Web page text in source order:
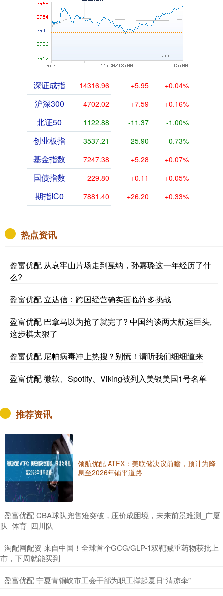
深证成指 14316.96 +5.95 +0.04%
沪深300 4702.02 +7.59 +0.16%
北证50 1122.88 -11.37 -1.00%
创业板指 3537.21 -25.90 -0.73%
基金指数 7247.38 +5.28 +0.07%
国债指数 229.80 +0.11 +0.05%
期指IC0 7881.40 +26.20 +0.33%
热点资讯
盈富优配 从哀牢山片场走到戛纳，孙嘉璐这一年经历了什
么?
盈富优配 立达信：跨国经营确实面临许多挑战
盈富优配 巴拿马以为抢了就完了? 中国约谈两大航运巨头,
这步棋太狠了
盈富优配 尼帕病毒冲上热搜？别慌！请听我们细细道来
盈富优配 微软、Spotify、Viking被列入美银美国1号名单
推荐资讯
领航优配 ATFX：美联储决议前瞻，预计为降
息至2026年铺平道路
​盈富优配 CBA球队兜售难突破，压价成困境，未来前景难测_广厦
队_体育_四川队
​淘配网配资 来自中国！全球首个GCG/GLP-1双靶减重药物获批上
市，下周就能买到
​盈富优配 宁夏青铜峡市工会干部为职工撑起夏日“清凉伞”